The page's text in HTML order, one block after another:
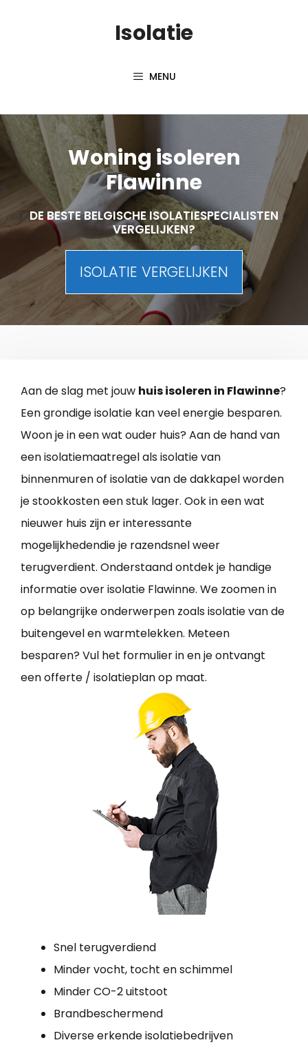
Isolatie
MENU
Woning isoleren
Flawinne
DE BESTE BELGISCHE ISOLATIESPECIALISTEN
VERGELIJKEN?
ISOLATIE VERGELIJKEN
Aan de slag met jouw huis isoleren in Flawinne?
Een grondige isolatie kan veel energie besparen.
Woon je in een wat ouder huis? Aan de hand van
een isolatiemaatregel als isolatie van
binnenmuren of isolatie van de dakkapel worden
je stookkosten een stuk lager. Ook in een wat
nieuwer huis zijn er interessante
mogelijkhedendie je razendsnel weer
terugverdient. Onderstaand ontdek je handige
informatie over isolatie Flawinne. We zoomen in
op belangrijke onderwerpen zoals isolatie van de
buitengevel en warmtelekken. Meteen
besparen? Vul het formulier in en je ontvangt
een offerte / isolatieplan op maat.
Snel terugverdiend
Minder vocht, tocht en schimmel
Minder CO-2 uitstoot
Brandbeschermend
Diverse erkende isolatiebedrijven